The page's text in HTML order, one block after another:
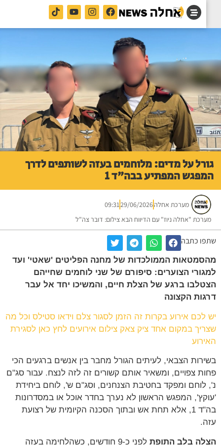
על מדים: מלוחמים בעזה לשותפים לדרך
המפתיע בבה"ד 1
מערכת אחלה 29/06/2026
09:31
"אחלה ניוז" עם הדיווח הבא צילום: דובר צה"ל
כתבה
הממולכדות של מחנה הפליטים 'שאטי' ועד
הצוערים: סיפורם של שני לוחמים שחייהם
ברגע של הצלת חיים, והמשיכו יחד אל עבר
הקצונה
אירוע בקרות זה הזמן לסגור צלם וידאו סטילס וכל מה
במקום אחד ציק צאק צילום אירועים לחץ כאן לסגירת
הצבאי, לעיתים הגורל מחבר בין אנשים ברגעים הכי
צפויים, ומשאיר אותם קשורים זה לזה לנצח. עבור סג"ם
ומפקד בחטיבת הצנחנים, וסג"ם ש', לוחם ביחידת
המפגש הראשון לא נערך בחדר אוכל או במסדרונות
בה"ד 1, אלא תחת אש ובתוך הסכנה הקיומית של רצועת
בלב התופת
לפני כ-9 חודשים, כשהלחימה בעזה